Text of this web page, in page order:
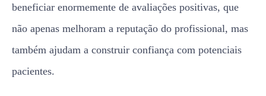
beneficiar enormemente de avaliações positivas, que
não apenas melhoram a reputação do profissional, mas
também ajudam a construir confiança com potenciais
pacientes.